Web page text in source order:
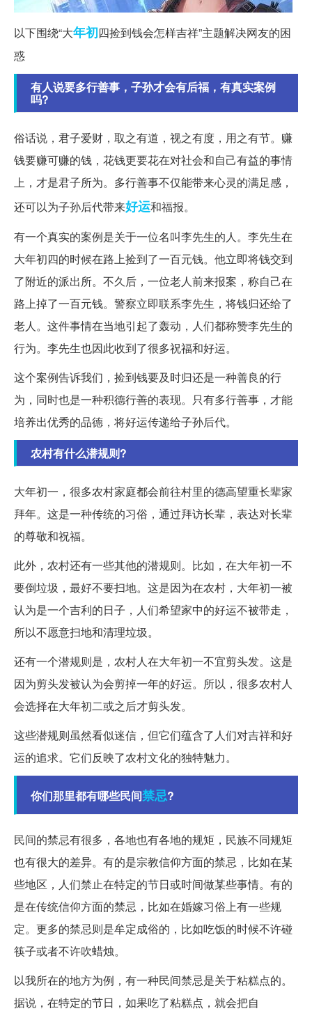
以下围绕“大年初四捡到钱会怎样吉祥”主题解决网友的困
惑
有人说要多行善事，子孙才会有后福，有真实案例
吗?
俗话说，君子爱财，取之有道，视之有度，用之有节。赚
钱要赚可赚的钱，花钱更要花在对社会和自己有益的事情
上，才是君子所为。多行善事不仅能带来心灵的满足感，
还可以为子孙后代带来好运和福报。
有一个真实的案例是关于一位名叫李先生的人。李先生在
大年初四的时候在路上捡到了一百元钱。他立即将钱交到
了附近的派出所。不久后，一位老人前来报案，称自己在
路上掉了一百元钱。警察立即联系李先生，将钱归还给了
老人。这件事情在当地引起了轰动，人们都称赞李先生的
行为。李先生也因此收到了很多祝福和好运。
这个案例告诉我们，捡到钱要及时归还是一种善良的行
为，同时也是一种积德行善的表现。只有多行善事，才能
培养出优秀的品德，将好运传递给子孙后代。
农村有什么潜规则?
大年初一，很多农村家庭都会前往村里的德高望重长辈家
拜年。这是一种传统的习俗，通过拜访长辈，表达对长辈
的尊敬和祝福。
此外，农村还有一些其他的潜规则。比如，在大年初一不
要倒垃圾，最好不要扫地。这是因为在农村，大年初一被
认为是一个吉利的日子，人们希望家中的好运不被带走，
所以不愿意扫地和清理垃圾。
还有一个潜规则是，农村人在大年初一不宜剪头发。这是
因为剪头发被认为会剪掉一年的好运。所以，很多农村人
会选择在大年初二或之后才剪头发。
这些潜规则虽然看似迷信，但它们蕴含了人们对吉祥和好
运的追求。它们反映了农村文化的独特魅力。
你们那里都有哪些民间禁忌?
民间的禁忌有很多，各地也有各地的规矩，民族不同规矩
也有很大的差异。有的是宗教信仰方面的禁忌，比如在某
些地区，人们禁止在特定的节日或时间做某些事情。有的
是在传统信仰方面的禁忌，比如在婚嫁习俗上有一些规
定。更多的禁忌则是牟定成俗的，比如吃饭的时候不许碰
筷子或者不许吹蜡烛。
以我所在的地方为例，有一种民间禁忌是关于粘糕点的。
据说，在特定的节日，如果吃了粘糕点，就会把自